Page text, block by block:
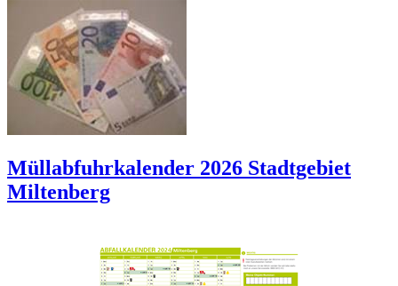
Müllabfuhrkalender 2026 Stadtgebiet
Miltenberg